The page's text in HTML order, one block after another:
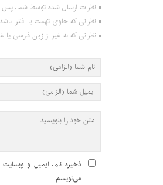
نظرات ارسال شده توسط شما، پس
نظراتی که حاوی تهمت یا افترا
نظراتی که به غیر از زبان فارسی
ذخیره نام، ایمیل و
می‌نویسم.